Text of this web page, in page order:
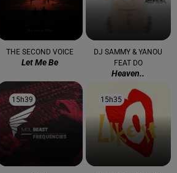
THE SECOND VOICE
Let Me Be
DJ SAMMY & YANOU
FEAT DO
Heaven..
15h39
15h39 15h35
15h35